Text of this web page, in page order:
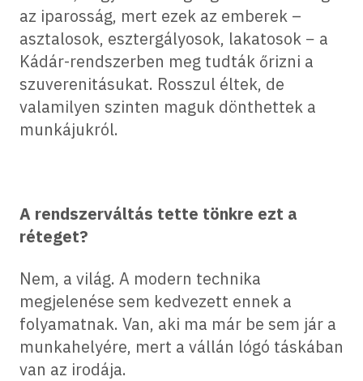
az iparosság, mert ezek az emberek –
asztalosok, esztergályosok, lakatosok − a
Kádár-rendszerben meg tudták őrizni a
szuverenitásukat. Rosszul éltek, de
valamilyen szinten maguk dönthettek a
munkájukról.
A rendszerváltás tette tönkre ezt a
réteget?
Nem, a világ. A modern technika
megjelenése sem kedvezett ennek a
folyamatnak. Van, aki ma már be sem jár a
munkahelyére, mert a vállán lógó táskában
van az irodája.